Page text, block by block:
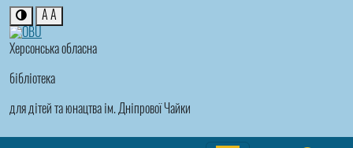
Херсонська обласна
бібліотека
для дітей та юнацтва ім. Дніпрової Чайки
A A